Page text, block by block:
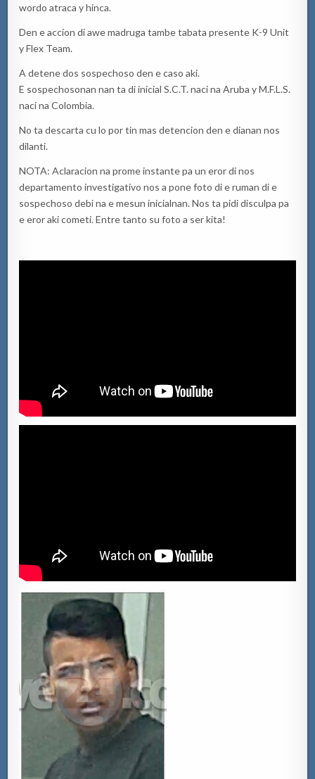
wordo atraca y hinca.
Den e accion di awe madruga tambe tabata presente K-9 Unit
y Flex Team.
A detene dos sospechoso den e caso aki.
E sospechosonan nan ta di inicial S.C.T. naci na Aruba y M.F.L.S.
naci na Colombia.
No ta descarta cu lo por tin mas detencion den e dianan nos
dilanti.
NOTA: Aclaracion na prome instante pa un eror di nos
departamento investigativo nos a pone foto di e ruman di e
sospechoso debi na e mesun inicialnan. Nos ta pidi disculpa pa
e eror aki cometi. Entre tanto su foto a ser kita!